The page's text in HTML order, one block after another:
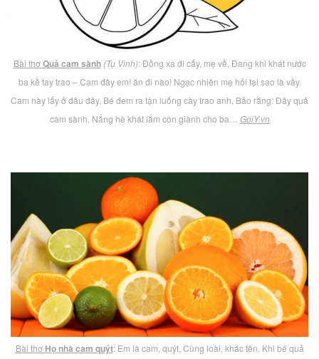
Bài thơQuả cam sành (Tụ Vinh): Đồng xa đi cấy, mẹ về, Đang khi khát nước
ba kề tay trao – Cam đây em! ăn đi nào! Ngạc nhiên mẹ hỏi tại sao là vầy.
Cam này lấy ở đâu đây, Bé đem ra tận luống cày trao anh, Bảo rằng: Đây quả
cam sành, Nắng hè khát lắm con giành cho ba… GoiY.vn
Bài thơ Họ nhà cam quýt: Em là cam, quýt, Cùng loài, khác tên, Khi bé quả